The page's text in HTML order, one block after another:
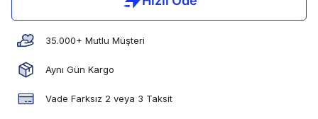
35.000+ Mutlu Müşteri
Aynı Gün Kargo
Vade Farksız 2 veya 3 Taksit